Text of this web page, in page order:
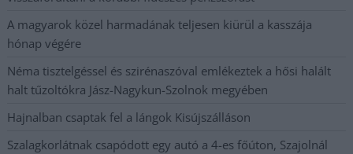
A magyarok közel harmadának teljesen kiürül a kasszája
hónap végére
Néma tisztelgéssel és szirénaszóval emlékeztek a hősi halált
halt tűzoltókra Jász-Nagykun-Szolnok megyében
Hajnalban csaptak fel a lángok Kisújszálláson
Szalagkorlátnak csapódott egy autó a 4-es főúton, Szajolnál